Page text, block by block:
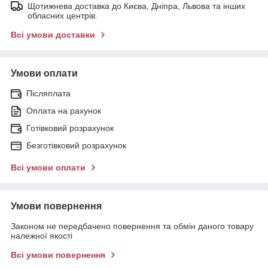
Щотижнева доставка до Києва, Дніпра, Львова та інших
обласних центрів.
Всі умови доставки
Умови оплати
Післяплата
Оплата на рахунок
Готівковий розрахунок
Безготівковий розрахунок
Всі умови оплати
Умови повернення
Законом не передбачено повернення та обмін даного товару
належної якості
Всі умови повернення